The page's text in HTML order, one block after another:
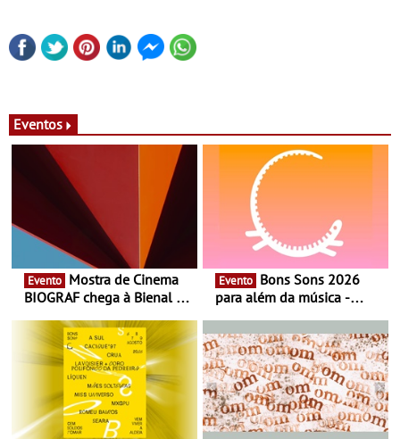
Eventos
Evento
BIOGRAF chega à Bienal de
Documentário, ensaio
fílmico e práticas artísticas
Evento
para além da música -
percursos, oficinas,
atividades para toda a
família e muito mais